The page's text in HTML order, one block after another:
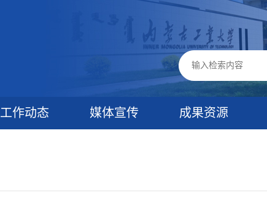
工作动态 媒体宣传 成果资源